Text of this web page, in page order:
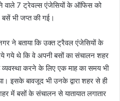
वाले 7 ट्रेवल्स एंजेसियों के ऑफिस को
बसें भी जप्त की गई।
ने बताया कि उक्त ट्रैवल एंजेसियों के
गये थे कि वे अपनी बसों का संचालन शहर
करने के लिए एक माह का समय भी
इसके बावजूद भी उनके द्वारा शहर से ही
में बसों के संचालन से यातायात लगातार